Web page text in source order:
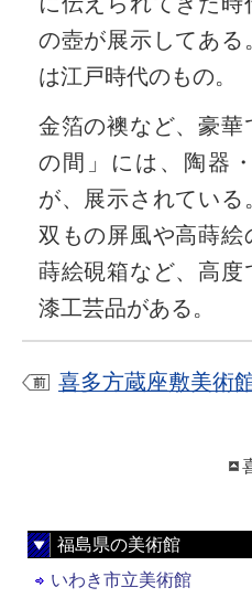
の壺が展示してある
は江戸時代のもの。
金箔の襖など、豪華
の間」には、陶器
が、展示されてい
双もの屏風や高蒔絵
蒔絵硯箱など、高度
漆工芸品がある。
喜多方蔵座敷美術
福島県の美術館
いわき市立美術館